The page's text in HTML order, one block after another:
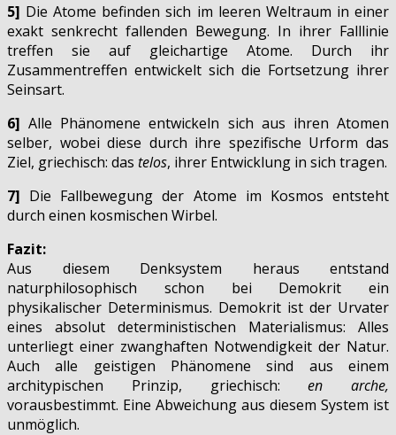
5] Die Atome befinden sich im leeren Weltraum in einer
exakt senkrecht fallenden Bewegung. In ihrer Falllinie
treffen sie auf gleichartige Atome. Durch ihr
Zusammentreffen entwickelt sich die Fortsetzung ihrer
Seinsart.
6] Alle Phänomene entwickeln sich aus ihren Atomen
selber, wobei diese durch ihre spezifische Urform das
Ziel, griechisch: das telos, ihrer Entwicklung in sich tragen.
7] Die Fallbewegung der Atome im Kosmos entsteht
durch einen kosmischen Wirbel.
Fazit:
Aus diesem Denksystem heraus entstand
naturphilosophisch schon bei Demokrit ein
physikalischer Determinismus. Demokrit ist der Urvater
eines absolut deterministischen Materialismus: Alles
unterliegt einer zwanghaften Notwendigkeit der Natur.
Auch alle geistigen Phänomene sind aus einem
architypischen Prinzip, griechisch:en arche,
vorausbestimmt. Eine Abweichung aus diesem System ist
unmöglich.